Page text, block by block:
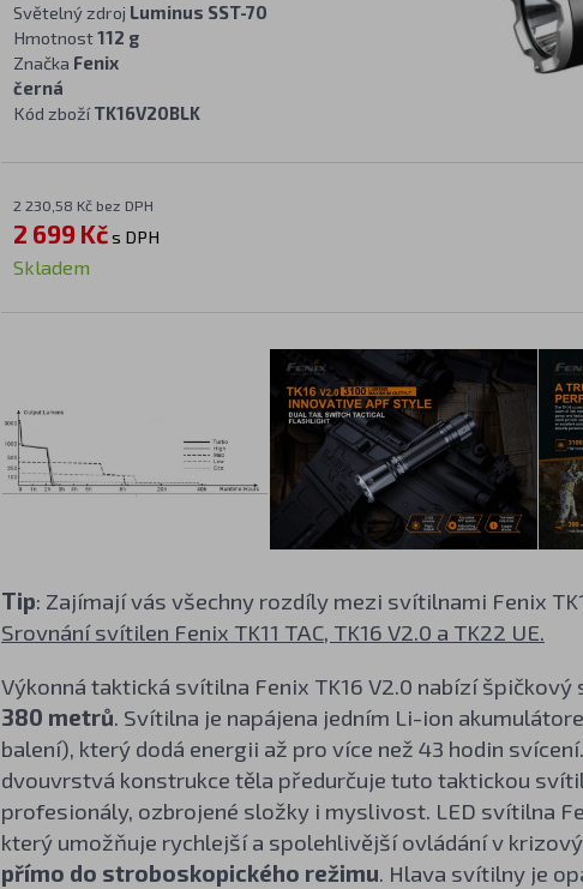
Světelný zdroj Luminus SST-70
Hmotnost112 g
Značka Fenix
černá
Kód zbožíTK16V20BLK
2 230,58 Kč bez DPH
2 699 Kčs DPH
Skladem
Tip: Zajímají vás všechny rozdíly mezi svítilnami Fenix
Srovnání svítilen Fenix TK11 TAC, TK16 V2.0 a TK22 UE.
Výkonná taktická svítilna Fenix TK16 V2.0 nabízí špičkový
380 metrů. Svítilna je napájena jedním Li-ion
balení), který dodá energii až pro více než 43 hodin
dvouvrstvá konstrukce těla předurčuje tuto taktickou
profesionály, ozbrojené složky i myslivost. LED svítilna
který umožňuje rychlejší a spolehlivější ovládání v
přímo do stroboskopického režimu. Hlava svítilny je